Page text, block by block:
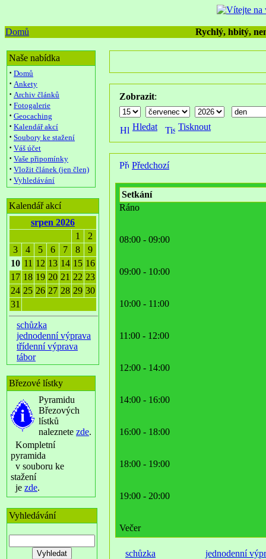
Domů Rychlý, hbitý,
Naše nabídka
· Domů
· Ankety
· Archiv článků
· Fotogalerie
· Geocaching
· Kalendář akcí
· Soubory ke stažení
· Váš účet
· Vaše připomínky
· Vložit článek (jen člen)
· Vyhledávání
Kalendář akcí
srpen 2026
1
2
3
4 5 6 7 8
9
10 11 12 13 14 15 16
17 18 19 20 21 22 23
24 25 26 27 28 29 30
31
schůzka
jednodenní výprava
třídenní výprava
tábor
Březové lístky
Pyramidu
Březových
lístků
naleznete zde.
Kompletní
pyramida
v souboru ke
stažení
je zde.
Vyhledávání
Zobrazit:
Hledat Tisknout
Předchozí
Setkání
Ráno
08:00 - 09:00
09:00 - 10:00
10:00 - 11:00
11:00 - 12:00
12:00 - 14:00
14:00 - 16:00
16:00 - 18:00
18:00 - 19:00
19:00 - 20:00
Večer
schůzka jednodenní